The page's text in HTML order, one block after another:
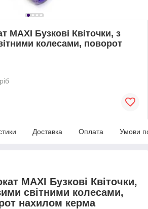
MAXI Бузкові Квіточки, з
колесами, поворот
Доставка Оплата Умови
MAXI Бузкові Квіточки,
світними колесами,
нахилом керма